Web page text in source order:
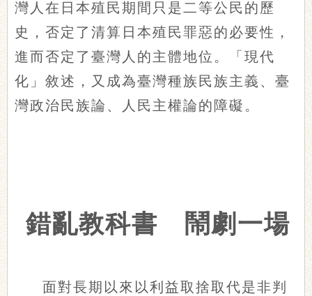
灣人在日本殖民期間只是二等公民的歷
史，否定了清算日本殖民罪惡的必要性，
進而否定了臺灣人的主體地位。「現代
化」敘述，又成為臺灣種族民族主義、臺
灣政治民族論、人民主權論的障礙。
錯亂教科書 鬧劇一場
面對長期以來以利益取捨取代是非判